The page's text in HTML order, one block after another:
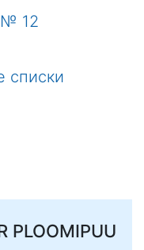
№ 12
списки
PLOOMIPUU